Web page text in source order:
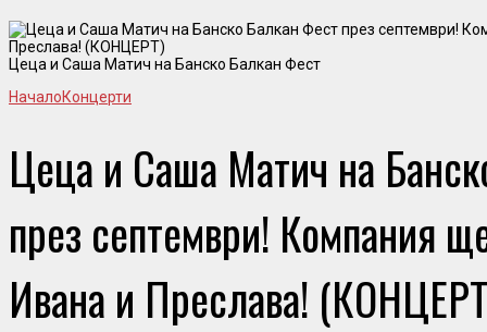
Цеца и Саша Матич на Банско Балкан Фест
НачалоКонцерти
Цеца и Саша Матич на
през септември! Компания
Ивана и Преслава!